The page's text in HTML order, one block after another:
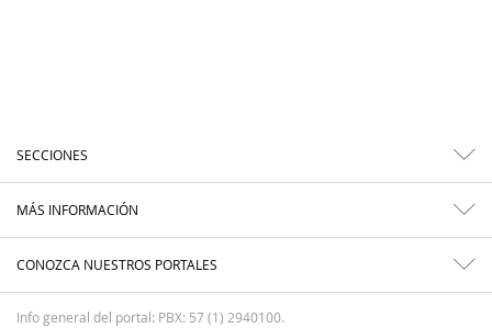
SECCIONES
MÁS INFORMACIÓN
CONOZCA NUESTROS PORTALES
Info general del portal: PBX: 57 (1) 2940100.